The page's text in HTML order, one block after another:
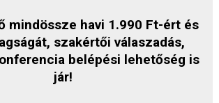
mindössze havi 1.990 Ft-ért és
szakértői válaszadás,
belépési lehetőség is
jár!